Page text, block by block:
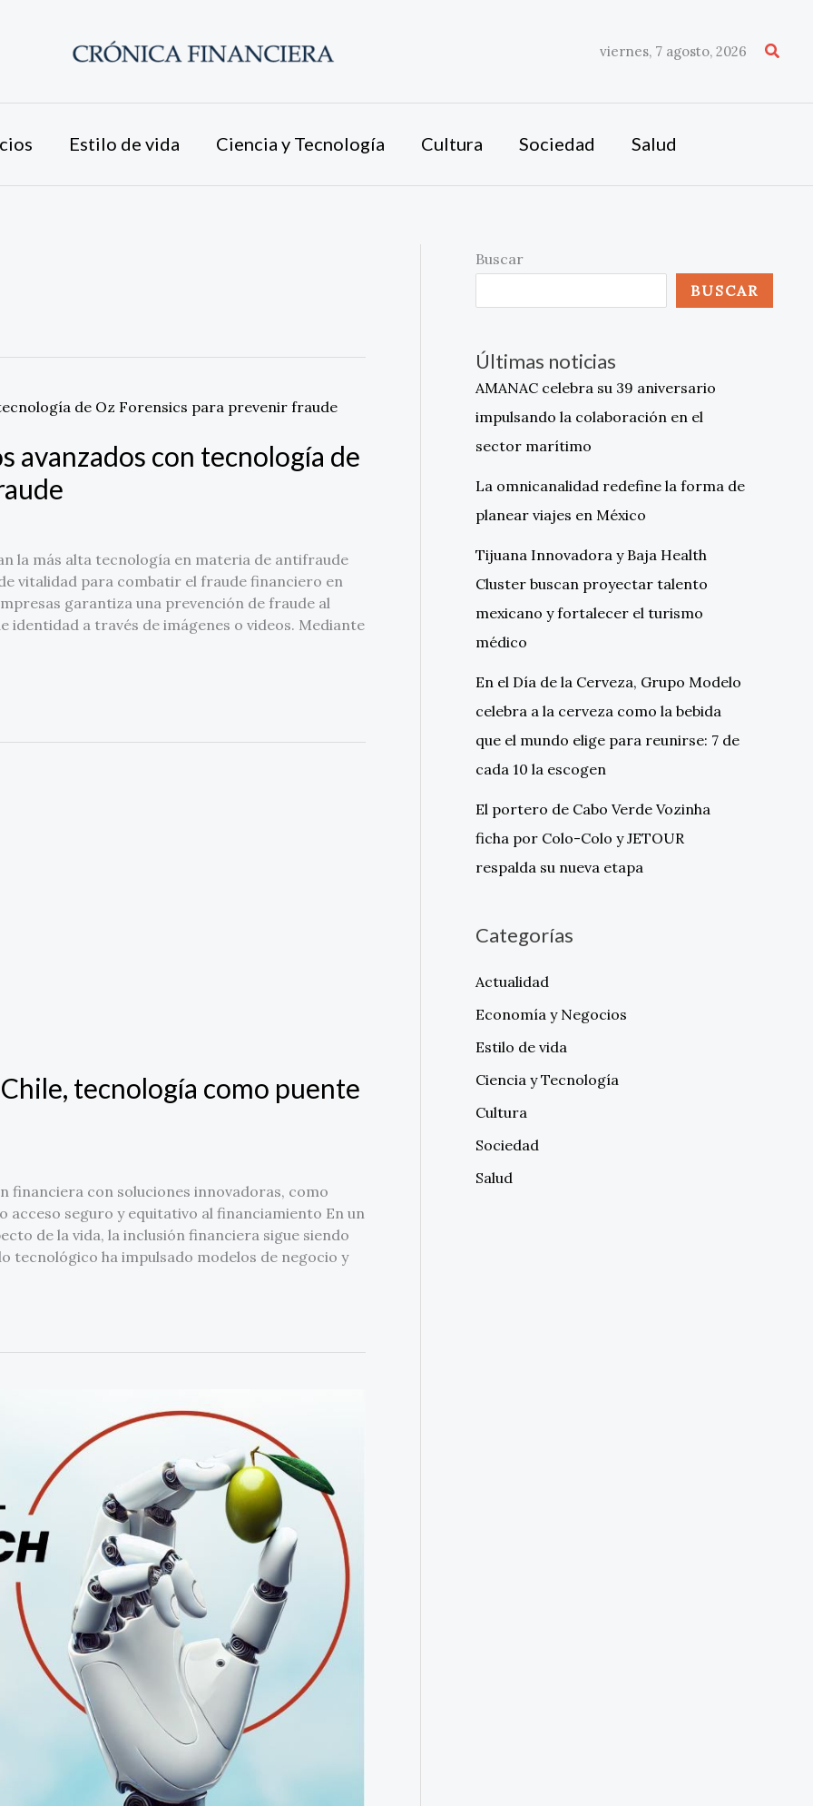
viernes, 7 agosto, 2026
Estilo de vida Ciencia y Tecnología Cultura Sociedad Salud
avanzados con tecnología de
la más alta tecnología en materia de antifraude
vitalidad para combatir el fraude financiero en
garantiza una prevención de fraude al
identidad a través de imágenes o videos. Mediante
tecnología como puente
financiera con soluciones innovadoras, como
seguro y equitativo al financiamiento En un
de la vida, la inclusión financiera sigue siendo
tecnológico ha impulsado modelos de negocio y
Buscar
BUSCAR
Últimas noticias
AMANAC celebra su 39 aniversario
impulsando la colaboración en el
sector marítimo
La omnicanalidad redefine la forma de
planear viajes en México
Tijuana Innovadora y Baja Health
Cluster buscan proyectar talento
mexicano y fortalecer el turismo
médico
En el Día de la Cerveza, Grupo Modelo
celebra a la cerveza como la bebida
que el mundo elige para reunirse: 7 de
cada 10 la escogen
El portero de Cabo Verde Vozinha
ficha por Colo-Colo y JETOUR
respalda su nueva etapa
Categorías
Actualidad
Economía y Negocios
Estilo de vida
Ciencia y Tecnología
Cultura
Sociedad
Salud